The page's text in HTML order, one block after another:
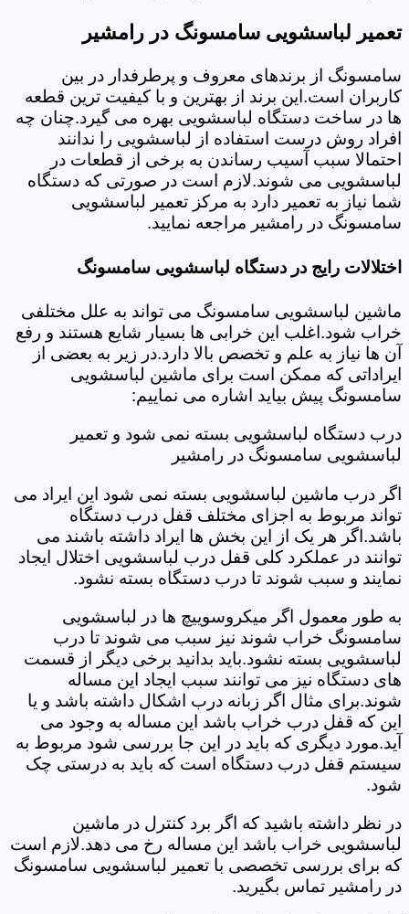
تعمیر لباسشویی سامسونگ در رامشیر
سامسونگ از برندهای معروف و پرطرفدار در بین
کاربران است.این برند از بهترین و با کیفیت ترین قطعه
ها در ساخت دستگاه لباسشویی بهره می گیرد.چنان چه
افراد روش درست استفاده از لباسشویی را ندانند
احتمالا سبب آسیب رساندن به برخی از قطعات در
لباسشویی می شوند.لازم است در صورتی که دستگاه
شما نیاز به تعمیر دارد به مرکز تعمیر لباسشویی
سامسونگ در رامشیر مراجعه نمایید.
اختلالات رایج در دستگاه لباسشویی سامسونگ
ماشین لباسشویی سامسونگ می تواند به علل مختلفی
خراب شود.اغلب این خرابی ها بسیار شایع هستند و رفع
آن ها نیاز به علم و تخصص بالا دارد.در زیر به بعضی از
ایراداتی که ممکن است برای ماشین لباسشویی
سامسونگ پیش بیاید اشاره می نماییم:
درب دستگاه لباسشویی بسته نمی شود و تعمیر
لباسشویی سامسونگ در رامشیر
اگر درب ماشین لباسشویی بسته نمی شود این ایراد می
تواند مربوط به اجزای مختلف قفل درب دستگاه
باشد.اگر هر یک از این بخش ها ایراد داشته باشند می
توانند در عملکرد کلی قفل درب لباسشویی اختلال ایجاد
نمایند و سبب شوند تا درب دستگاه بسته نشود.
به طور معمول اگر میکروسوییچ ها در لباسشویی
سامسونگ خراب شوند نیز سبب می شوند تا درب
لباسشویی بسته نشود.باید بدانید برخی دیگر از قسمت
های دستگاه نیز می توانند سبب ایجاد این مساله
شوند.برای مثال اگر زبانه درب اشکال داشته باشد و یا
این که قفل درب خراب باشد این مساله به وجود می
آید.مورد دیگری که باید در این جا بررسی شود مربوط به
سیستم قفل درب دستگاه است که باید به درستی چک
شود.
در نظر داشته باشید که اگر برد کنترل در ماشین
لباسشویی خراب باشد این مساله رخ می دهد.لازم است
که برای بررسی تخصصی با تعمیر لباسشویی سامسونگ
در رامشیر تماس بگیرید.